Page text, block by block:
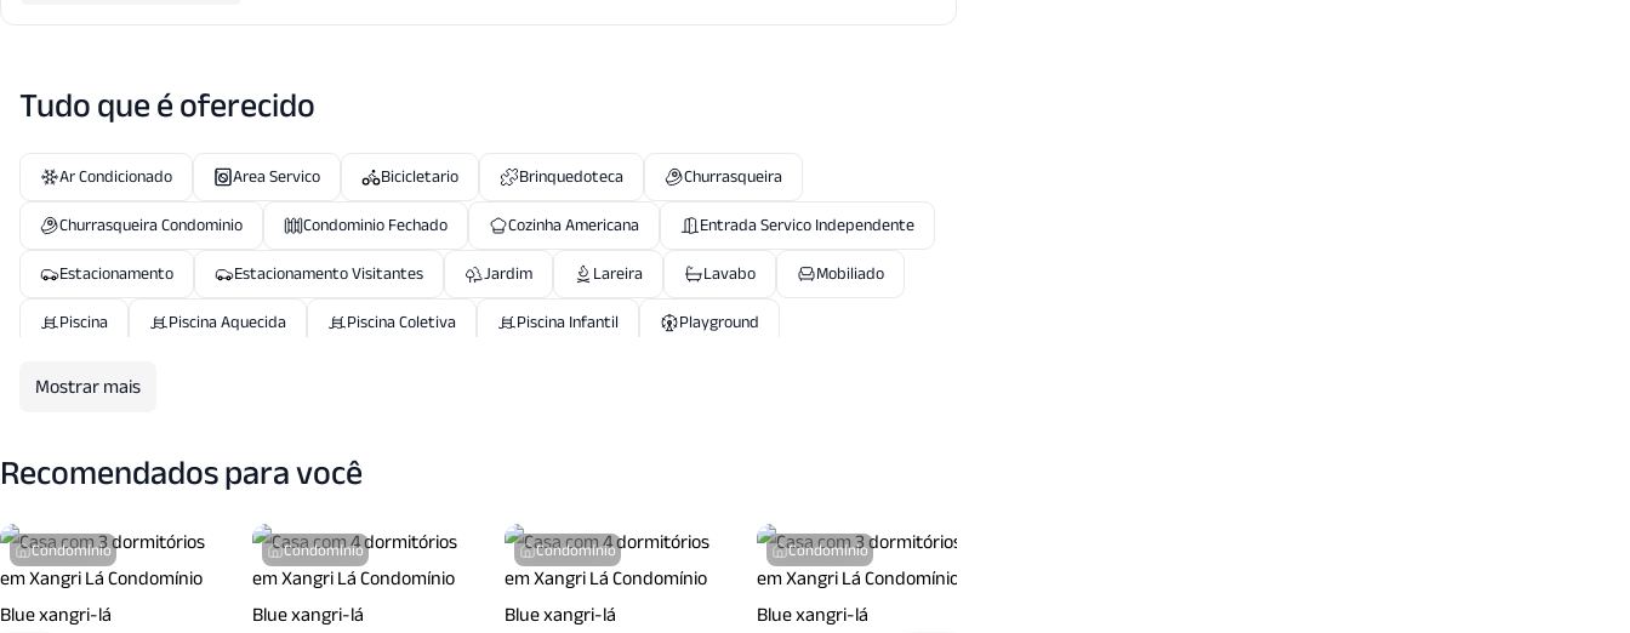
Tudo que é oferecido
Ar Condicionado Area Servico Bicicletario Brinquedoteca
Churrasqueira
Churrasqueira Condominio
Condominio Fechado Cozinha Americana
Entrada Servico Independente
Estacionamento
Estacionamento Visitantes Jardim Lareira Lavabo
Mobiliado
Piscina
Piscina Aquecida Piscina Coletiva Piscina Infantil
Playground
Vigilancia24 Horas
Mostrar mais
Recomendados para você
Condomínio Condomínio Condomínio Condomínio